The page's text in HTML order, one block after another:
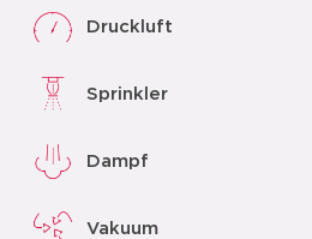
Druckluft
Sprinkler
Dampf
Vakuum